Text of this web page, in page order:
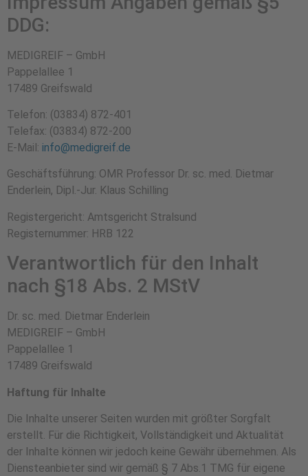
DDG:
MEDIGREIF – GmbH
Pappelallee 1
17489 Greifswald
Telefon: (03834) 872-401
Telefax: (03834) 872-200
E-Mail: info@medigreif.de
Geschäftsführung: OMR Professor Dr. sc. med. Dietmar
Enderlein, Dipl.-Jur. Klaus Schilling
Registergericht: Amtsgericht Stralsund
Registernummer: HRB 122
Verantwortlich für den Inhalt
nach §18 Abs. 2 MStV
Dr. sc. med. Dietmar Enderlein
MEDIGREIF – GmbH
Pappelallee 1
17489 Greifswald
Haftung für Inhalte
Die Inhalte unserer Seiten wurden mit größter Sorgfalt
erstellt. Für die Richtigkeit, Vollständigkeit und Aktualität
der Inhalte können wir jedoch keine Gewähr übernehmen. Als
Diensteanbieter sind wir gemäß § 7 Abs.1 TMG für eigene